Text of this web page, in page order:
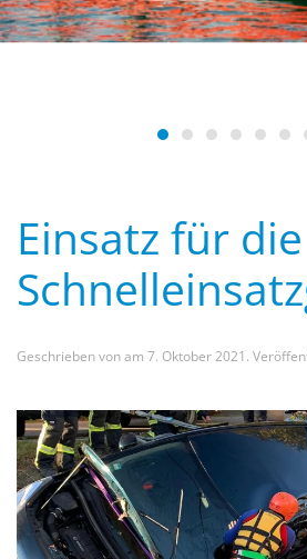
Einsatz für die
Geschrieben vonam 7. Oktober 2021 .